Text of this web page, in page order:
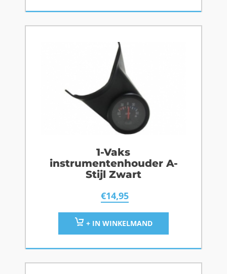
1-Vaks
instrumentenhouder A-
Stijl Zwart
€14,95
+ IN WINKELMAND